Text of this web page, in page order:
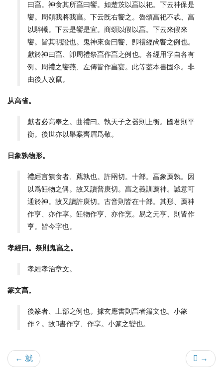
曰亯。神食其所亯曰饗。如楚茨以亯以祀。下云神保是
饗。周頌我將我亯。下云旣右饗之。魯頌亯祀不忒、亯
以騂犧。下云是饗是宜。商頌以假以亯。下云來假來
饗。皆其明證也。鬼神來食曰饗、卽禮經尙饗之例也。
獻於神曰亯、卽周禮祭亯作亯之例也。各經用字自各有
例。周禮之饗燕、左傳皆作亯宴。此等葢本書固尒。非
由後人改竄。
从高省。
獻者必高奉之。曲禮曰。執天子之器則上衡。國君則平
衡。後世亦以舉案齊眉爲敬。
日象孰物形。
禮經言饋食者、薦孰也。許㒳切。十部。亯象薦孰。因
以爲飪物之偁。故又讀普庚切。亯之義訓薦神。誠意可
通於神。故又讀許庚切。古音則皆在十部。其形、薦神
作亨、亦作享。飪物作亨、亦作烹。易之元亨、則皆作
亨。皆今字也。
孝經曰。祭則鬼亯之。
孝經孝治章文。
篆文亯。
後篆者、丄部之例也。據玄應書則亯者籒文也。小篆
作？。故𣜩書作亨、作享。小篆之變也。
← 就 𦎫 →